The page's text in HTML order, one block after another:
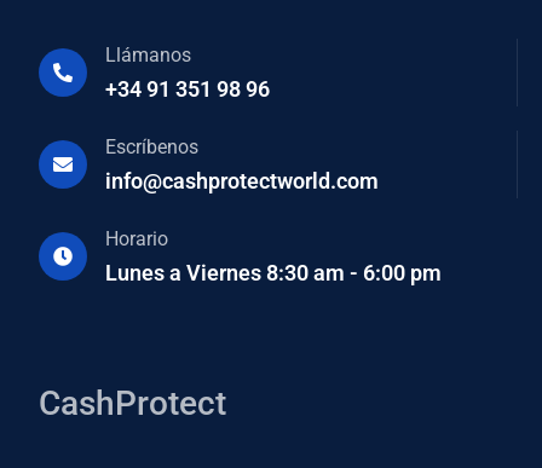
Llámanos
+34 91 351 98 96
Escríbenos
info@cashprotectworld.com
Horario
Lunes a Viernes 8:30 am - 6:00 pm
CashProtect